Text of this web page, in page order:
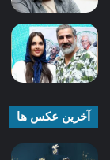
آخرین عکس ها